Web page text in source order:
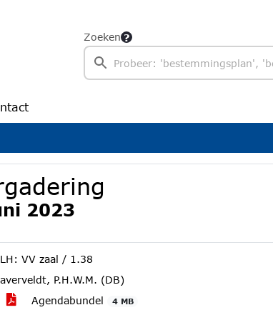
Zoeken
2023
VV zaal / 1.38
P.H.W.M. (DB)
Agendabundel 4 MB